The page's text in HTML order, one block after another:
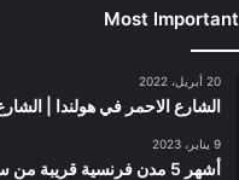
Most Important
20 أبريل، 2022
الشارع الاحمر في هولندا |
9 يناير، 2023
أشهر 5 مدن فرنسية قريبة من سويسرا 2023